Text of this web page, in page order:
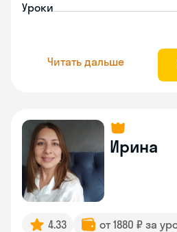
Уроки
Читать дальше
Ирина
4.33 от 1880 ₽ за